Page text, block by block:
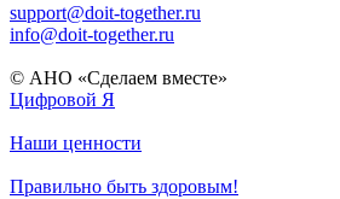
support@doit-together.ru
info@doit-together.ru
© АНО «Сделаем вместе»
Цифровой Я
Наши ценности
Правильно быть здоровым!